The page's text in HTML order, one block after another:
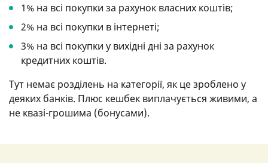
1% на всі покупки за рахунок власних коштів;
2% на всі покупки в інтернеті;
3% на всі покупки у вихідні дні за рахунок
кредитних коштів.
Тут немає розділень на категорії, як це зроблено у
деяких банків. Плюс кешбек виплачується живими, а
не квазі-грошима (бонусами).